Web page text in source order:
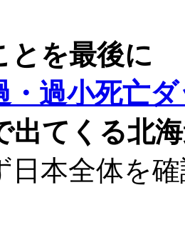
とを最後に
・過小死亡
出てくる北
日本全体を